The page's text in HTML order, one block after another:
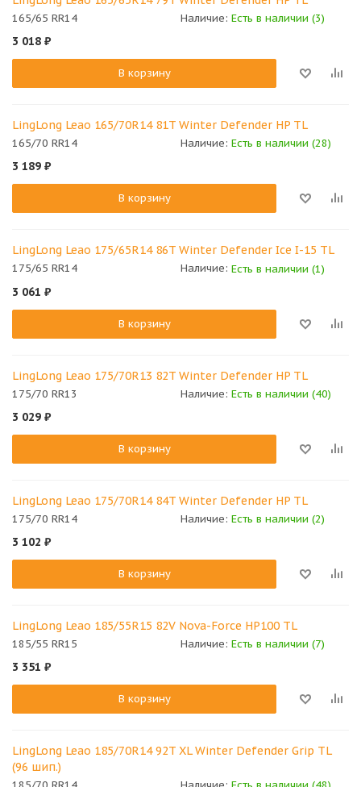
165/65 RR14 Наличие: Есть в наличии (3)
3 018 ₽
В корзину
LingLong Leao 165/70R14 81T Winter Defender HP TL
165/70 RR14 Наличие: Есть в наличии (28)
3 189 ₽
В корзину
LingLong Leao 175/65R14 86T Winter Defender Ice I-15 TL
175/65 RR14 Наличие: Есть в наличии (1)
3 061 ₽
В корзину
LingLong Leao 175/70R13 82T Winter Defender HP TL
175/70 RR13 Наличие: Есть в наличии (40)
3 029 ₽
В корзину
LingLong Leao 175/70R14 84T Winter Defender HP TL
175/70 RR14 Наличие: Есть в наличии (2)
3 102 ₽
В корзину
LingLong Leao 185/55R15 82V Nova-Force HP100 TL
185/55 RR15 Наличие: Есть в наличии (7)
3 351 ₽
В корзину
LingLong Leao 185/70R14 92T XL Winter Defender Grip TL
(96 шип.)